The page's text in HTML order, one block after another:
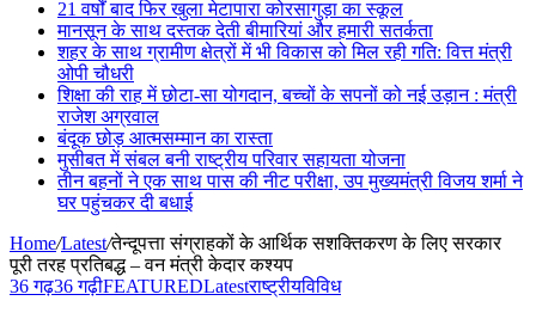
21 वर्षों बाद फिर खुला मेटापारा कोरसागुड़ा का स्कूल
मानसून के साथ दस्तक देती बीमारियां और हमारी सतर्कता
शहर के साथ ग्रामीण क्षेत्रों में भी विकास को मिल रही गति: वित्त मंत्री
ओपी चौधरी
शिक्षा की राह में छोटा-सा योगदान, बच्चों के सपनों को नई उड़ान : मंत्री
राजेश अग्रवाल
बंदूक छोड़ आत्मसम्मान का रास्ता
मुसीबत में संबल बनी राष्ट्रीय परिवार सहायता योजना
तीन बहनों ने एक साथ पास की नीट परीक्षा, उप मुख्यमंत्री विजय शर्मा ने
घर पहुंचकर दी बधाई
Home/Latest/तेन्दूपत्ता संग्राहकों के आर्थिक सशक्तिकरण के लिए सरकार
पूरी तरह प्रतिबद्ध – वन मंत्री केदार कश्यप
36 गढ़36 गढ़ीFEATUREDLatestराष्ट्रीयविविध